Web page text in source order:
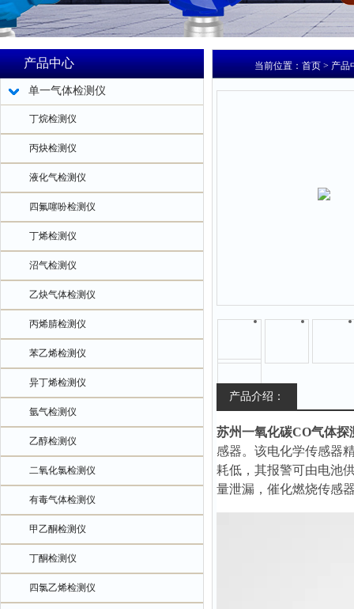
产品中心
单一气体检测仪
丁烷检测仪
丙炔检测仪
液化气检测仪
四氟噻吩检测仪
丁烯检测仪
沼气检测仪
乙炔气体检测仪
丙烯腈检测仪
苯乙烯检测仪
异丁烯检测仪
氩气检测仪
乙醇检测仪
二氧化氯检测仪
有毒气体检测仪
甲乙酮检测仪
丁酮检测仪
四氯乙烯检测仪
当前位置：首页>产品
产品介绍：
苏州一氧化碳CO气体探
感器。该电化学传感器
耗低，其报警可由电池
量泄漏，催化燃烧传感